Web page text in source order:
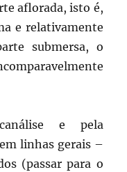
aflorada, isto é,
e relativamente
submersa, o
e pela
linhas gerais –
(passar para o